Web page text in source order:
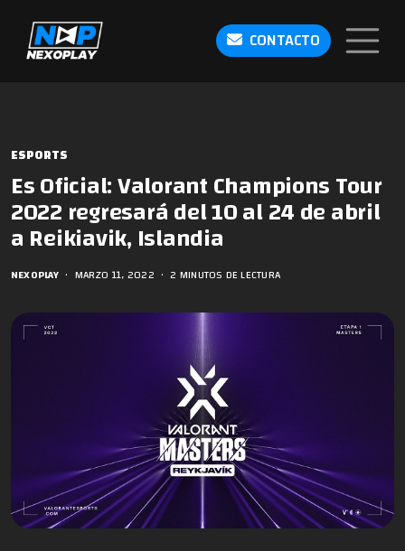
CONTACTO
ESPORTS
Es Oficial: Valorant Champions Tour
2022 regresará del 10 al 24 de abril
a Reikiavik, Islandia
NEXOPLAY • MARZO 11, 2022 • 2 MINUTOS DE LECTURA